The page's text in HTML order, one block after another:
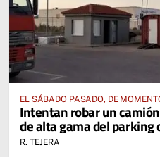
EL SÁBADO PASADO, DE
Intentan robar un
de alta gama del parking
R. TEJERA